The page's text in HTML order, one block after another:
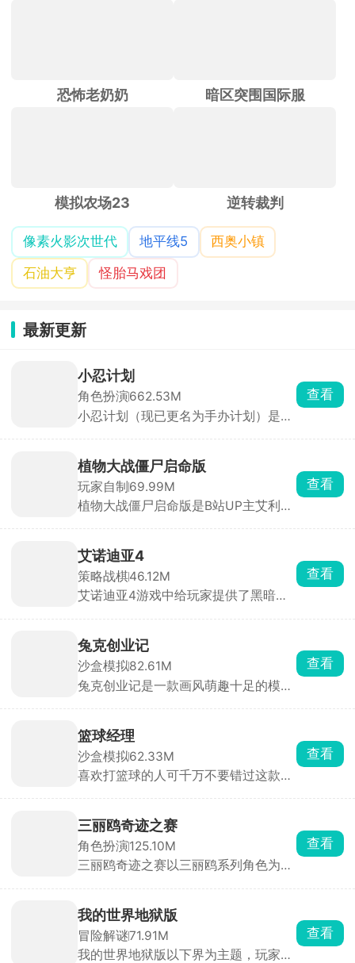
恐怖老奶奶 暗区突围国际服
模拟农场23 逆转裁判
像素火影次世代 地平线5
西奥小镇
石油大亨
怪胎马戏团
最新更新
小忍计划
角色扮演662.53M
小忍计划（现已更名为手办计划）是一
少女小忍刻画得生动形象，多样的地图
场景搭配随场景变化的音效，带来别具
一格的体验。它集养成、互动和冒险于
一体，操作简单易上手，打破传统恋爱
迅速升温，体验甜蜜恋爱。游戏还有独
特的服装系统，玩家可随心为小忍搭配
穿着，甚至亲手设计独一无二的华丽衣
服。在这里，你能沉浸式感受与虚拟角
查看
植物大战僵尸启命版
玩家自制69.99M
植物大战僵尸启命版是B站UP主艾利斯
日葵等特色植物与僵尸。游戏不仅保留
了抵御僵尸的核心玩法，更通过多样关
卡地图、新增的铲子与推车机制，极大
提升了策略性与操作性。推车可移动已
查看
艾诺迪亚4
策略战棋46.12M
艾诺迪亚4游戏中给玩家提供了黑暗骑
宝石镶嵌及佣兵团技能等玩法，全新关
卡和地下城冒险‌。游戏背景为艾诺迪亚
中两个势力的斗争故事，玩家将见证它
们的结局。
查看
兔克创业记
沙盒模拟82.61M
兔克创业记是一款画风萌趣十足的模拟
者，开启属于自己的工厂经营之旅，掌
管一间专属的工厂车间。在这里，你将
带领一群个性鲜明、活力满满的兔子员
工，齐心协力搭建出一条条干净又卫生
气四溢的烤鸭，到清甜可口的珍珠奶
茶；从消暑解渴的西瓜棒冰，到曾经风
靡一时的大哥大手机，各种商品琳琅满
目。随着游戏进程推进，玩家能不断解
配人员，让工厂高效运转。看着自己的
工厂从默默无闻到逐渐壮大，那种成就
感油然而生，快来体验这场充满趣味与
挑战的创业之旅吧！
查看
篮球经理
沙盒模拟62.33M
喜欢打篮球的人可千万不要错过这款游
掌控球队运营。从招募潜力球员、精心
培养训练，到高薪签约知名教练；从巧
妙安排战术布局，到精细管理财务收
支，每一项事务都需你亲力亲为，沉浸
时，在球员市场中慧眼识珠，挖掘最具
潜力的新秀，组建属于自己的梦幻球
队。制定合理战术与轮换策略，带领球
队与各地经理人们展开激烈角逐。凭借
查看
三丽鸥奇迹之赛
角色扮演125.10M
三丽鸥奇迹之赛以三丽鸥系列角色为主
友在明星小镇悠闲和平发展，也能投身
竞技模式，来一场热血比拼。多样的地
图场景，任你自由探索，处处藏着惊
喜。这里有赛车决斗、障碍挑战等创新
查看
我的世界地狱版
冒险解谜71.91M
我的世界地狱版以下界为主题，玩家从
查看